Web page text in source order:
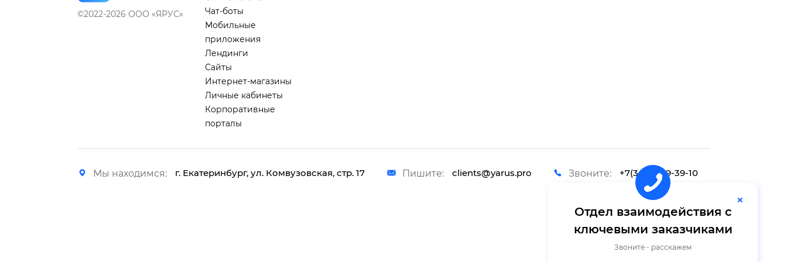
©2022-2026 ООО «ЯРУС»
Чат-боты
Мобильные
приложения
Лендинги
Сайты
Интернет-магазины
Личные кабинеты
Корпоративные
порталы
Мы находимся: г. Екатеринбург, ул. Комвузовская, стр. 17 Пишите: clients@yarus.pro Звоните: +7(343) 389-39-10
Отдел взаимодействия с
ключевыми заказчиками
Звоните - расскажем